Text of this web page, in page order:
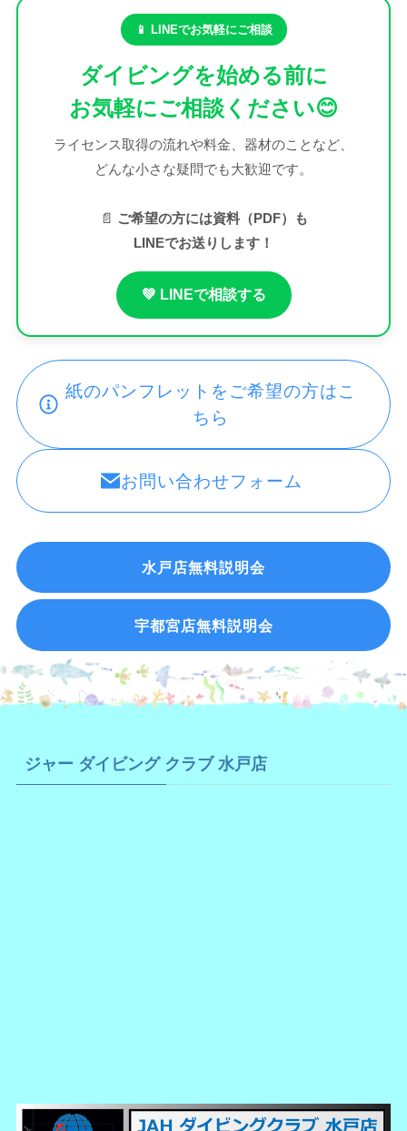
📱 LINEでお気軽にご相談
ダイビングを始める前に
お気軽にご相談ください😊
ライセンス取得の流れや料金、器材のことなど、
どんな小さな疑問でも大歓迎です。
📄 ご希望の方には資料（PDF）も
LINEでお送りします！
💚 LINEで相談する
紙のパンフレットをご希望の方はこ
ちら
お問い合わせフォーム
水戸店無料説明会
宇都宮店無料説明会
ジャー ダイビング クラブ 水戸店